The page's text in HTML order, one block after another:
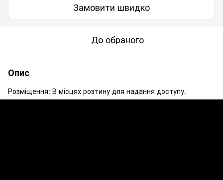
Замовити швидко
До обраного
Опис
Розміщення: В місцях розтину для надання доступу.